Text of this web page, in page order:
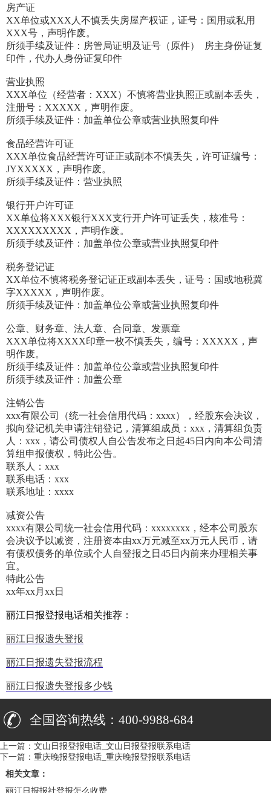
房产证
XX单位或XXX人不慎丢失房屋产权证，证号：国用或私用
XXX号，声明作废。
所须手续及证件：房管局证明及证号（原件） 房主身份证复
印件，代办人身份证复印件
营业执照
XXX单位（经营者：XXX）不慎将营业执照正或副本丢失，
注册号：XXXXX，声明作废。
所须手续及证件：加盖单位公章或营业执照复印件
食品经营许可证
XXX单位食品经营许可证正或副本不慎丢失，许可证编号：
JYXXXXX，声明作废。
所须手续及证件：营业执照
银行开户许可证
XX单位将XXX银行XXX支行开户许可证丢失，核准号：
XXXXXXXXX，声明作废。
所须手续及证件：加盖单位公章或营业执照复印件
税务登记证
XX单位不慎将税务登记证正或副本丢失，证号：国或地税冀
字XXXXX，声明作废。
所须手续及证件：加盖单位公章或营业执照复印件
公章、财务章、法人章、合同章、发票章
XXX单位将XXXX印章一枚不慎丢失，编号：XXXXX，声
明作废。
所须手续及证件：加盖单位公章或营业执照复印件
所须手续及证件：加盖公章
注销公告
xxx有限公司（统一社会信用代码：xxxx），经股东会决议，
拟向登记机关申请注销登记，清算组成员：xxx，清算组负责
人：xxx，请公司债权人自公告发布之日起45日内向本公司清
算组申报债权，特此公告。
联系人：xxx
联系电话：xxx
联系地址：xxxx
减资公告
xxxx有限公司统一社会信用代码：xxxxxxxx，经本公司股东
会决议予以减资，注册资本由xx万元减至xx万元人民币，请
有债权债务的单位或个人自登报之日45日内前来办理相关事
宜。
特此公告
xx年xx月xx日
丽江日报登报电话相关推荐：
丽江日报遗失登报
丽江日报遗失登报流程
丽江日报遗失登报多少钱
全国咨询热线：400-9988-684
上一篇： 文山日报登报电话_文山日报登报联系电话
下一篇： 重庆晚报登报电话_重庆晚报登报联系电话
相关文章：
丽江日报报社登报怎么收费